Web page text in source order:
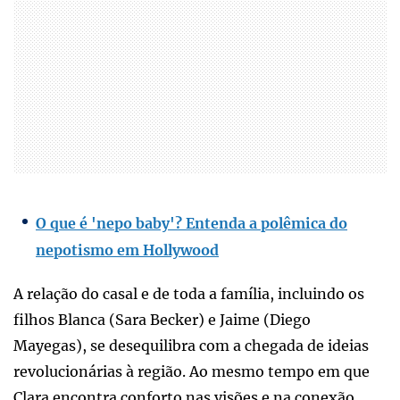
O que é 'nepo baby'? Entenda a polêmica do
nepotismo em Hollywood
A relação do casal e de toda a família, incluindo os
filhos Blanca (Sara Becker) e Jaime (Diego
Mayegas), se desequilibra com a chegada de ideias
revolucionárias à região. Ao mesmo tempo em que